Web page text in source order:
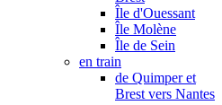
Île d'Ouessant
Île Molène
Île de Sein
en train
de Quimper et
Brest vers Nantes